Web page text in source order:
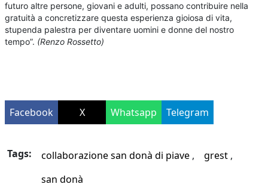
futuro altre persone, giovani e adulti, possano contribuire nella
gratuità a concretizzare questa esperienza gioiosa di vita,
stupenda palestra per diventare uomini e donne del nostro
tempo”. (Renzo Rossetto)
Facebook X Whatsapp Telegram
Tags: collaborazione san donà di piave
grest
san donà